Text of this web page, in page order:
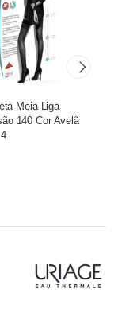
Meia Liga
140 Cor Avelã